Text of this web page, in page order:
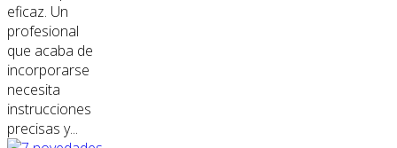
eficaz. Un
profesional
que acaba de
incorporarse
necesita
instrucciones
precisas y...